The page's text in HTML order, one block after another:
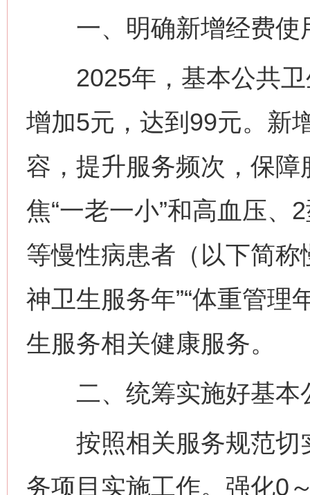
一、明确新增经费使
2025年，基本公共卫
增加5元，达到99元。新
容，提升服务频次，保
焦“一老一小”和高血压、
等慢性病患者（以下简称
神卫生服务年”“体重管理
生服务相关健康服务。
二、统筹实施好基本
按照相关服务规范切
务项目实施工作。强化0